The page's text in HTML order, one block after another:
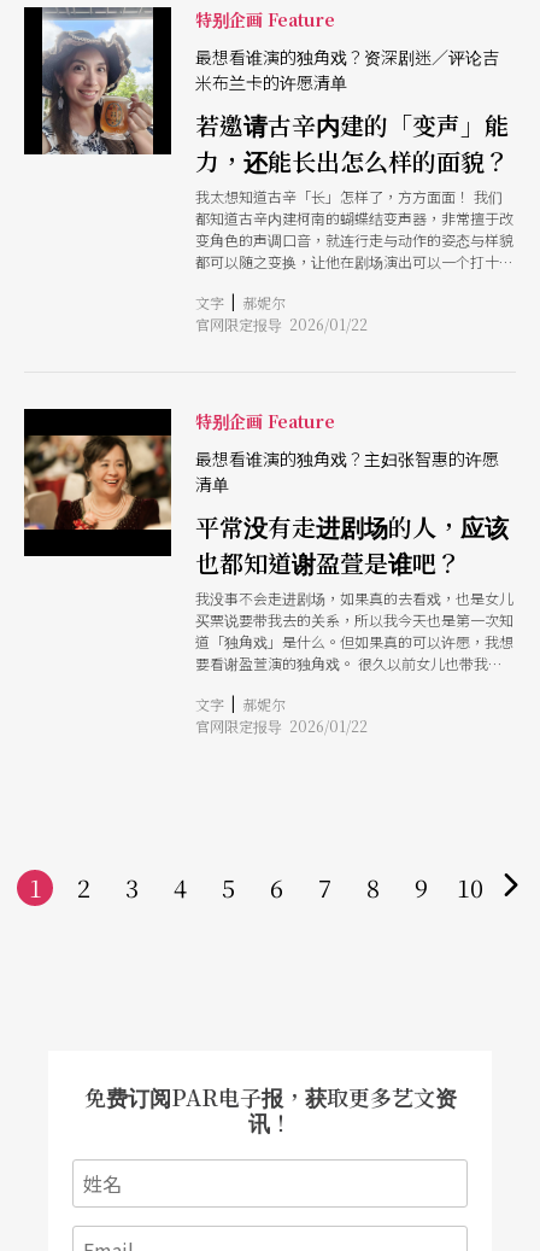
了《苦鲁人生》、《今晚，我想来点》等大受好评
且风格鲜明的作品。并且常常在演出内容中置入许
多彩蛋和宇宙的串联。
特别企画 Feature
最想看谁演的独角戏？资深剧迷／评论吉
米布兰卡的许愿清单
若邀请古辛内建的「变声」能
力，还能长出怎么样的面貌？
我太想知道古辛「长」怎样了，方方面面！ 我们
都知道古辛内建柯南的蝴蝶结变声器，非常擅于改
变角色的声调口音，就连行走与动作的姿态与样貌
都可以随之变换，让他在剧场演出可以一个打十
果活用这能力，有没有可能以一人之姿演出需要多
角色的经典，像是 Andrew Scott 挑战凡尼亚舅舅
文字 | 郝妮尔
官网限定报导 2026/01/22
特别企画 Feature
最想看谁演的独角戏？主妇张智惠的许愿
清单
平常没有走进剧场的人，应该
也都知道谢盈萱是谁吧？
我没事不会走进剧场，如果真的去看戏，也是女儿
买票说要带我去的关系，所以我今天也是第一次知
道「独角戏」是什么。但如果真的可以许愿，我想
要看谢盈萱演的独角戏。 很久以前女儿也带我进
电影萤幕上了，虽然好像更频繁走进我们的视线
中，不过总觉得距离更远。我很少喜欢过一个演
常常觉得脚要抽筋，脚指头动个不停」现在想起，
还是觉得很有趣。
文字 | 郝妮尔
官网限定报导 2026/01/22
1 2 3 4 5 6 7 8 9 10
免费订阅PAR电子报，获取更多艺文资
讯！